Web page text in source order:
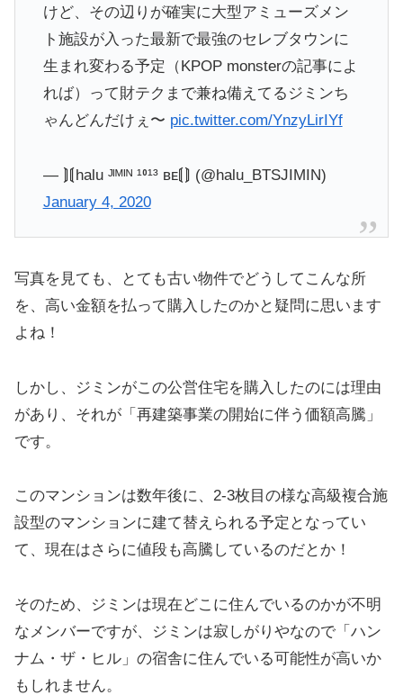
けど、その辺りが確実に大型アミューズメン
ト施設が入った最新で最強のセレブタウンに
生まれ変わる予定（KPOP monsterの記事によ
れば）って財テクまで兼ね備えてるジミンち
ゃんどんだけぇ〜 pic.twitter.com/YnzyLirIYf
— ⟭⟬halu ᴶᴵᴹᴵᴺ ¹⁰¹³ ʙᴇ⟬⟭ (@halu_BTSJIMIN)
January 4, 2020
写真を見ても、とても古い物件でどうしてこんな所
を、高い金額を払って購入したのかと疑問に思います
よね！
しかし、ジミンがこの公営住宅を購入したのには理由
があり、それが「再建築事業の開始に伴う価額高騰」
です。
このマンションは数年後に、2-3枚目の様な高級複合施
設型のマンションに建て替えられる予定となってい
て、現在はさらに値段も高騰しているのだとか！
そのため、ジミンは現在どこに住んでいるのかが不明
なメンバーですが、ジミンは寂しがりやなので「ハン
ナム・ザ・ヒル」の宿舎に住んでいる可能性が高いか
もしれません。